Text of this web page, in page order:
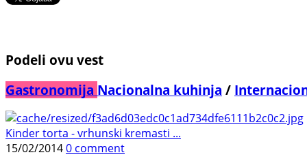
Podeli ovu vest
Gastronomija Nacionalna kuhinja /
Kinder torta - vrhunski kremasti ...
15/02/20140 comment